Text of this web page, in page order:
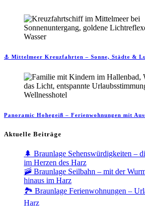
⚓ Mittelmeer Kreuzfahrten – Sonne, Städte &
Panoramic Hohegeiß – Ferienwohnungen mit
Aktuelle Beiträge
🌲 Braunlage Sehenswürdigkeiten –
im Herzen des Harz
🚠 Braunlage Seilbahn – mit der
hinaus im Harz
🏞️ Braunlage Ferienwohnungen –
Harz